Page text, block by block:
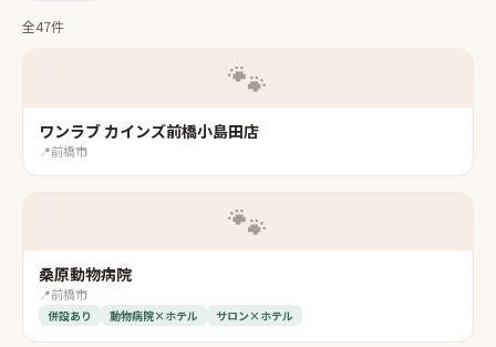
全47件
🐾
ワンラブ カインズ前橋小島田店
📍前橋市
🐾
桑原動物病院
📍前橋市
併設あり 動物病院×ホテル サロン×ホテル